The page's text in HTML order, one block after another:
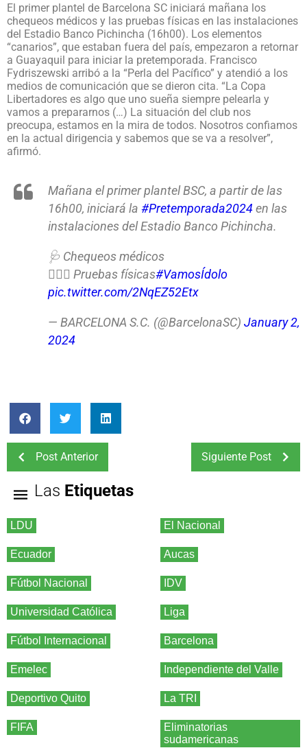
El primer plantel de Barcelona SC iniciará mañana los
chequeos médicos y las pruebas físicas en las instalaciones
del Estadio Banco Pichincha (16h00). Los elementos
“canarios”, que estaban fuera del país, empezaron a retornar
a Guayaquil para iniciar la pretemporada. Francisco
Fydriszewski arribó a la “Perla del Pacífico” y atendió a los
medios de comunicación que se dieron cita. “La Copa
Libertadores es algo que uno sueña siempre pelearla y
vamos a prepararnos (…) La situación del club nos
preocupa, estamos en la mira de todos. Nosotros confiamos
en la actual dirigencia y sabemos que se va a resolver”,
afirmó.
Mañana el primer plantel BSC, a partir de las
16h00, iniciará la #Pretemporada2024en las
instalaciones del Estadio Banco Pichincha.
🩺 Chequeos médicos
🏃🏻‍♂️ Pruebas físicas#VamosÍdolo
pic.twitter.com/2NqEZ52Etx
— BARCELONA S.C. (@BarcelonaSC) January 2,
2024
Post Anterior Siguiente Post
Las Etiquetas
LDU El Nacional
Ecuador Aucas
Fútbol Nacional IDV
Universidad Católica Liga
Fútbol Internacional Barcelona
Emelec Independiente del Valle
Deportivo Quito La TRI
FIFA
Eliminatorias
sudamericanas